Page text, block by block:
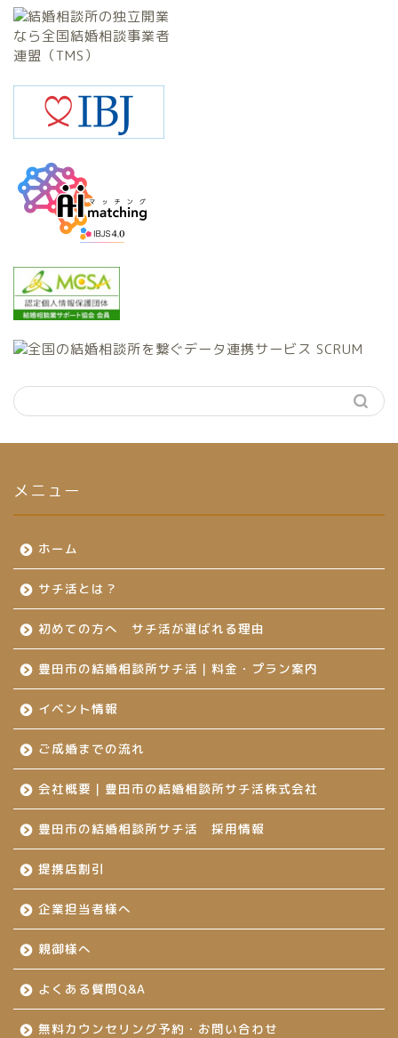
メニュー
ホーム
サチ活とは？
初めての方へ サチ活が選ばれる理由
豊田市の結婚相談所サチ活｜料金・プラン案内
イベント情報
ご成婚までの流れ
会社概要｜豊田市の結婚相談所サチ活株式会社
豊田市の結婚相談所サチ活 採用情報
提携店割引
企業担当者様へ
親御様へ
よくある質問Q&A
無料カウンセリング予約・お問い合わせ